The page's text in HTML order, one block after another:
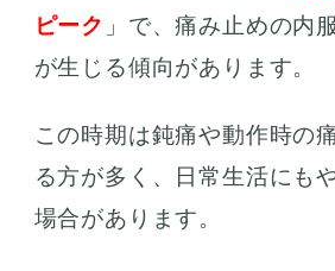
ピーク 」で、痛み止めの内
が生じる傾向があります。
この時期は鈍痛や動作時の
る方が多く、日常生活にも
場合があります。